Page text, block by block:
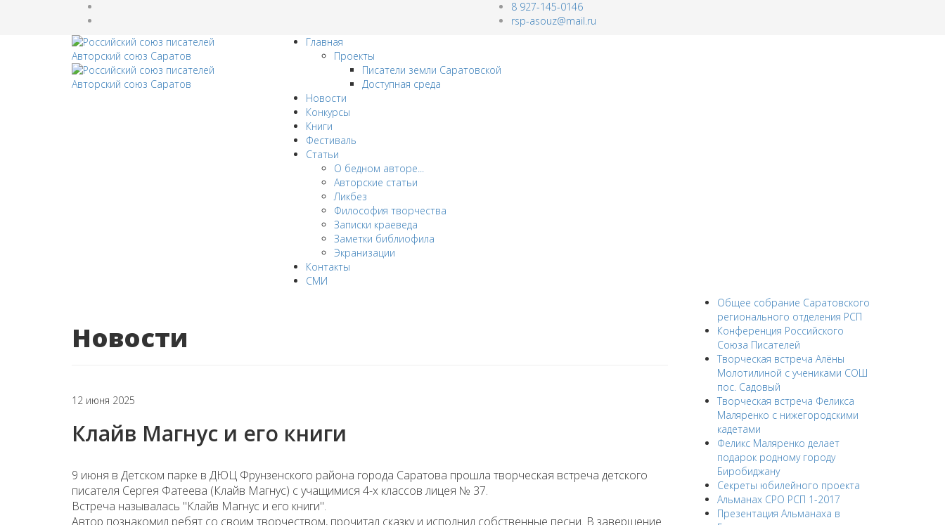
8 927-145-0146
rsp-asouz@mail.ru
Главная
Проекты
Писатели земли Саратовской
Доступная среда
Новости
Конкурсы
Книги
Фестиваль
Статьи
О бедном авторе...
Авторские статьи
Ликбез
Философия творчества
Записки краеведа
Заметки библиофила
Экранизации
Контакты
СМИ
Новости
12 июня 2025
Клайв Магнус и его книги
9 июня в Детском парке в ДЮЦ Фрунзенского района города Саратова прошла творческая встреча детского
писателя Сергея Фатеева (Клайв Магнус) с учащимися 4-х классов лицея № 37.
Встреча называлась "Клайв Магнус и его книги".
Автор познакомил ребят со своим творчеством, прочитал сказку и исполнил собственные песни. В завершение
Общее собрание Саратовского
регионального отделения РСП
Конференция Российского
Союза Писателей
Творческая встреча Алёны
Молотилиной с учениками СОШ
пос. Садовый
Творческая встреча Феликса
Маляренко с нижегородскими
кадетами
Феликс Маляренко делает
подарок родному городу
Биробиджану
Секреты юбилейного проекта
Альманах СРО РСП 1-2017
Презентация Альманаха в